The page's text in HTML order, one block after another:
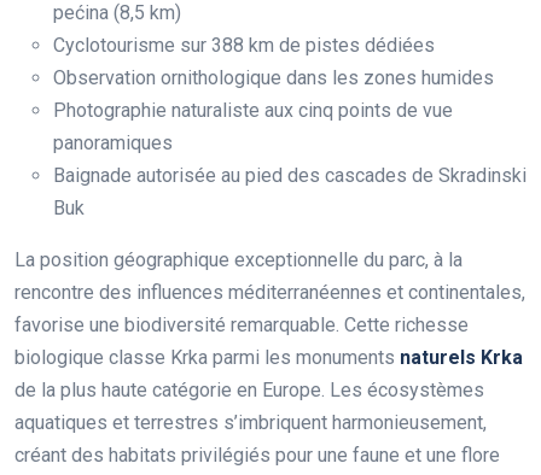
pećina (8,5 km)
Cyclotourisme sur 388 km de pistes dédiées
Observation ornithologique dans les zones humides
Photographie naturaliste aux cinq points de vue
panoramiques
Baignade autorisée au pied des cascades de Skradinski
Buk
La position géographique exceptionnelle du parc, à la
rencontre des influences méditerranéennes et continentales,
favorise une biodiversité remarquable. Cette richesse
biologique classe Krka parmi les monuments naturels Krka
de la plus haute catégorie en Europe. Les écosystèmes
aquatiques et terrestres s’imbriquent harmonieusement,
créant des habitats privilégiés pour une faune et une flore